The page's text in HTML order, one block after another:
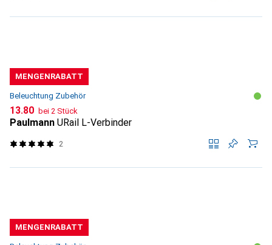
MENGENRABATT
Beleuchtung Zubehör
CHF
13.80 bei 2 Stück
Paulmann URail L-Verbinder
2
MENGENRABATT